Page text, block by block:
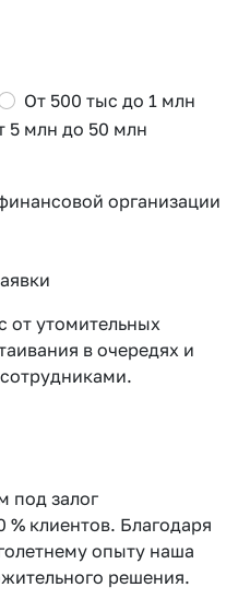
От 500 тыс до 1 млн
5 млн до 50 млн
организации
от утомительных
в очередях и
под залог
клиентов. Благодаря
опыту наша
решения.